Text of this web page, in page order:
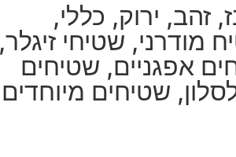
, זהב, ירוק, כללי,
מודרני, שטיחי זיגלר,
אפגניים, שטיחים
, שטיחים מיוחדים